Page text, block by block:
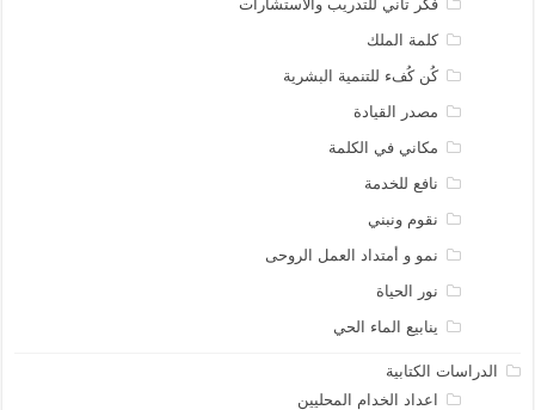
فكر تاني للتدريب والاستشارات
كلمة الملك
كُن كُفء للتنمية البشرية
مصدر القيادة
مكاني في الكلمة
نافع للخدمة
نقوم ونبني
نمو و أمتداد العمل الروحى
نور الحياة
ينابيع الماء الحي
الدراسات الكتابية
اعداد الخدام المحليين